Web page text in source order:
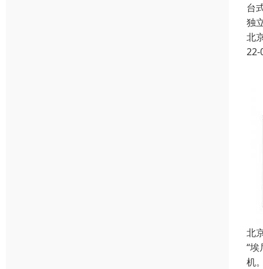
台
独
北
22-
北
“
机